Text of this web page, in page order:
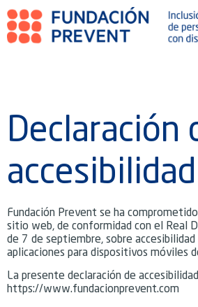
Declaración
accesibilidad
Fundación Prevent se ha
sitio web, de conformidad con el Real
de 7 de septiembre, sobre
aplicaciones para dispositivos móviles
La presente declaración de
https://www.fundacionprevent.com